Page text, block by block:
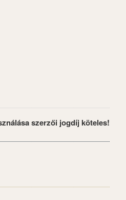
szerzői jogdíj köteles!